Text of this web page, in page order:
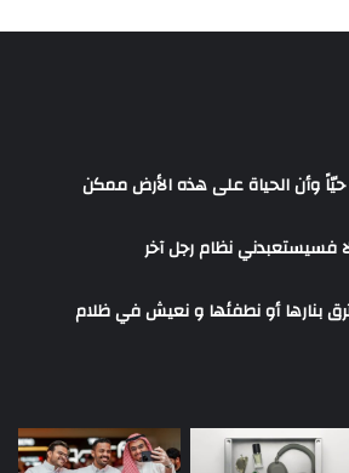
حيّاً وأن الحياة على هذه الأرض ممكن
فسيستعبدني نظام رجل آخر
بنارها أو نطفئها و نعيش في ظلام